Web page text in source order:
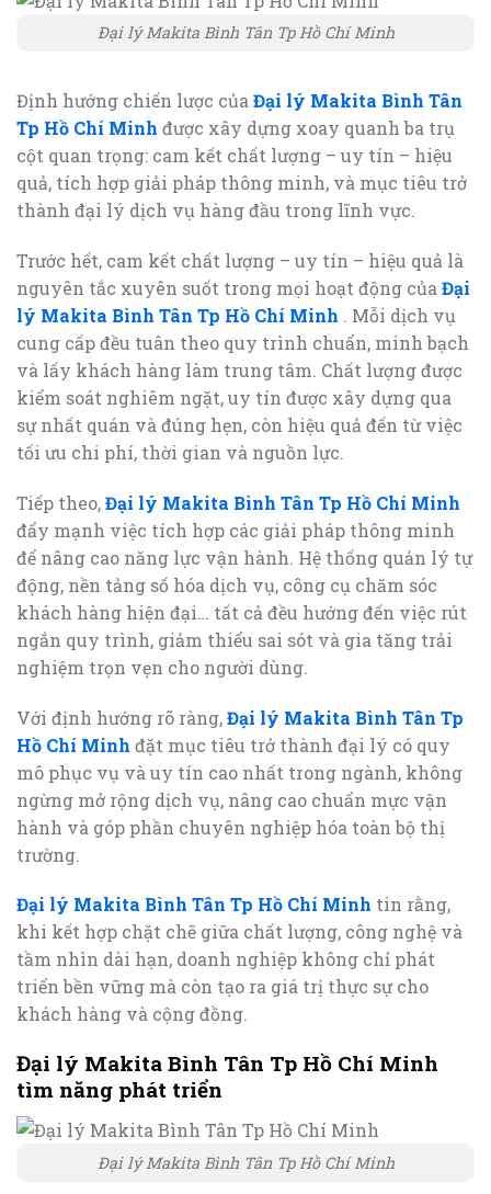
Đại lý Makita Bình Tân Tp Hồ Chí Minh
Định hướng chiến lược củaĐại lý Makita Bình Tân
Tp Hồ Chí Minh được xây dựng xoay quanh ba trụ
cột quan trọng: cam kết chất lượng – uy tín – hiệu
quả, tích hợp giải pháp thông minh, và mục tiêu trở
thành đại lý dịch vụ hàng đầu trong lĩnh vực.
Trước hết, cam kết chất lượng – uy tín – hiệu quả là
nguyên tắc xuyên suốt trong mọi hoạt động của Đại
lý Makita Bình Tân Tp Hồ Chí Minh . Mỗi dịch vụ
cung cấp đều tuân theo quy trình chuẩn, minh bạch
và lấy khách hàng làm trung tâm. Chất lượng được
kiểm soát nghiêm ngặt, uy tín được xây dựng qua
sự nhất quán và đúng hẹn, còn hiệu quả đến từ việc
tối ưu chi phí, thời gian và nguồn lực.
Tiếp theo,Đại lý Makita Bình Tân Tp Hồ Chí Minh
đẩy mạnh việc tích hợp các giải pháp thông minh
để nâng cao năng lực vận hành. Hệ thống quản lý tự
động, nền tảng số hóa dịch vụ, công cụ chăm sóc
khách hàng hiện đại… tất cả đều hướng đến việc rút
ngắn quy trình, giảm thiểu sai sót và gia tăng trải
nghiệm trọn vẹn cho người dùng.
Với định hướng rõ ràng,Đại lý Makita Bình Tân Tp
Hồ Chí Minh đặt mục tiêu trở thành đại lý có quy
mô phục vụ và uy tín cao nhất trong ngành, không
ngừng mở rộng dịch vụ, nâng cao chuẩn mực vận
hành và góp phần chuyên nghiệp hóa toàn bộ thị
trường.
Đại lý Makita Bình Tân Tp Hồ Chí Minh tin rằng,
khi kết hợp chặt chẽ giữa chất lượng, công nghệ và
tầm nhìn dài hạn, doanh nghiệp không chỉ phát
triển bền vững mà còn tạo ra giá trị thực sự cho
khách hàng và cộng đồng.
Đại lý Makita Bình Tân Tp Hồ Chí Minh
tìm năng phát triển
Đại lý Makita Bình Tân Tp Hồ Chí Minh